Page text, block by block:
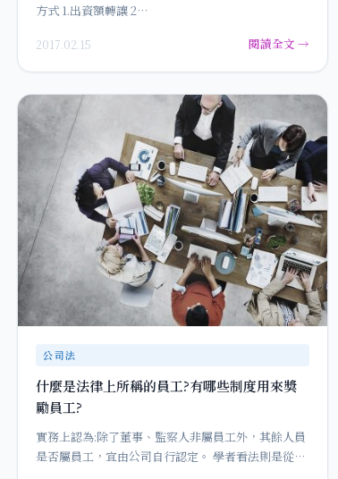
方式 1.出資額轉讓 2…
2017.02.15 閱讀全文 →
公司法
什麼是法律上所稱的員工?有哪些制度用來獎
勵員工?
實務上認為:除了董事、監察人非屬員工外，其餘人員
是否屬員工，宜由公司自行認定。 學者看法則是從政